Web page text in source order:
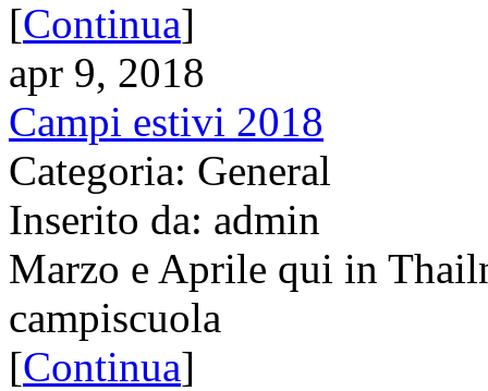
[Continua]
apr 9, 2018
Campi estivi 2018
Categoria: General
Inserito da: admin
Marzo e Aprile qui in
campiscuola
[Continua]